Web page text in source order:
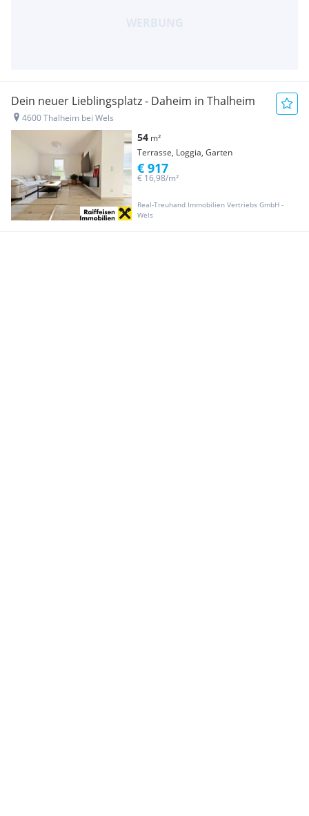
Dein neuer Lieblingsplatz - Daheim in Thalheim
4600 Thalheim bei Wels
54 m²
Terrasse, Loggia, Garten
Real-Treuhand Immobilien Vertriebs GmbH -
Wels
€ 16,98/m²
€ 917